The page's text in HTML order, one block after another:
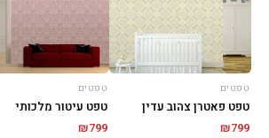
טפטים
טפט פאטרן צהוב עדין
₪799
טפטים
טפט עיטור מלכותי
₪799